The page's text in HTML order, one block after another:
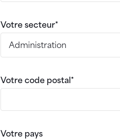
Votre secteur*
Votre code postal*
Votre pays